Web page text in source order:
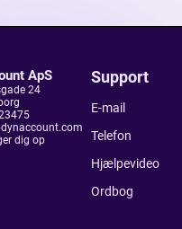
ApS
24
dynaccount.com
dig op
Support
E-mail
Telefon
Hjælpevideo
Ordbog